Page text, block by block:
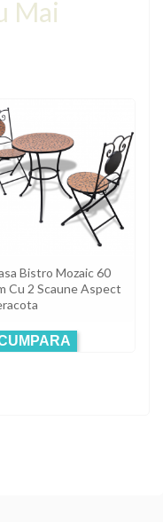
Mai
Bistro Mozaic 60
Cu 2 Scaune Aspect